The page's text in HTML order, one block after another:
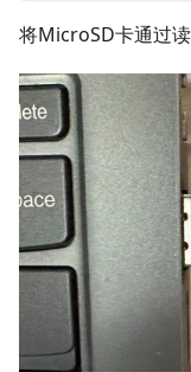
将MicroSD卡通过